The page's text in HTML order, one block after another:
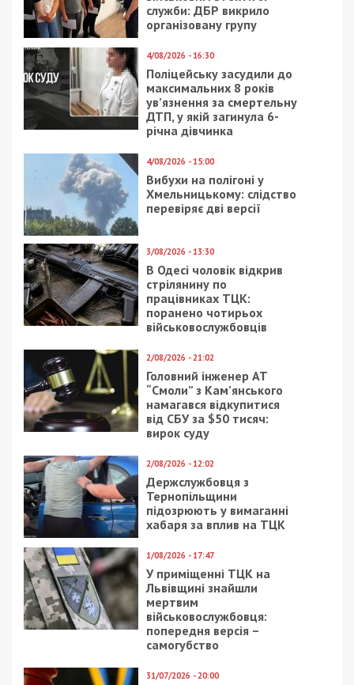
служби: ДБР викрило
організовану групу
4/08/2026 - 16:30
Поліцейську засудили до
максимальних 8 років
ув’язнення за смертельну
ДТП, у якій загинула 6-
річна дівчинка
4/08/2026 - 15:00
Вибухи на полігоні у
Хмельницькому: слідство
перевіряє дві версії
3/08/2026 - 13:30
В Одесі чоловік відкрив
стрілянину по
працівниках ТЦК:
поранено чотирьох
військовослужбовців
2/08/2026 - 21:02
Головний інженер АТ
“Смоли” з Кам’янського
намагався відкупитися
від СБУ за $50 тисяч:
вирок суду
2/08/2026 - 12:02
Держслужбовця з
Тернопільщини
підозрюють у вимаганні
хабаря за вплив на ТЦК
1/08/2026 - 17:47
У приміщенні ТЦК на
Львівщині знайшли
мертвим
військовослужбовця:
попередня версія –
самогубство
31/07/2026 - 20:00